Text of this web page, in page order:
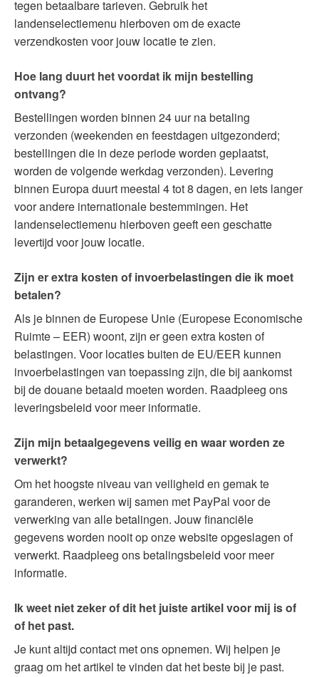
tegen betaalbare tarieven. Gebruik het
landenselectiemenu hierboven om de exacte
verzendkosten voor jouw locatie te zien.
Hoe lang duurt het voordat ik mijn bestelling
ontvang?
Bestellingen worden binnen 24 uur na betaling
verzonden (weekenden en feestdagen uitgezonderd;
bestellingen die in deze periode worden geplaatst,
worden de volgende werkdag verzonden). Levering
binnen Europa duurt meestal 4 tot 8 dagen, en iets langer
voor andere internationale bestemmingen. Het
landenselectiemenu hierboven geeft een geschatte
levertijd voor jouw locatie.
Zijn er extra kosten of invoerbelastingen die ik moet
betalen?
Als je binnen de Europese Unie (Europese Economische
Ruimte – EER) woont, zijn er geen extra kosten of
belastingen. Voor locaties buiten de EU/EER kunnen
invoerbelastingen van toepassing zijn, die bij aankomst
bij de douane betaald moeten worden. Raadpleeg ons
leveringsbeleid voor meer informatie.
Zijn mijn betaalgegevens veilig en waar worden ze
verwerkt?
Om het hoogste niveau van veiligheid en gemak te
garanderen, werken wij samen met PayPal voor de
verwerking van alle betalingen. Jouw financiële
gegevens worden nooit op onze website opgeslagen of
verwerkt. Raadpleeg ons betalingsbeleid voor meer
informatie.
Ik weet niet zeker of dit het juiste artikel voor mij is of
of het past.
Je kunt altijd contact met ons opnemen. Wij helpen je
graag om het artikel te vinden dat het beste bij je past.